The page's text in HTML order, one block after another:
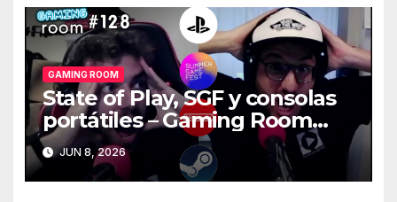
GAMING ROOM
State of Play, SGF y consolas
portátiles – Gaming Room
#128
JUN 8, 2026